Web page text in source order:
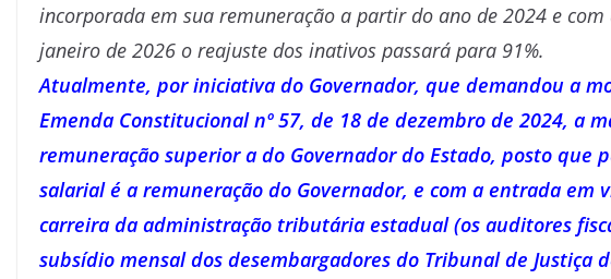
incorporada em sua remuneração a partir do ano de 2024 e
janeiro de 2026 o reajuste dos inativos passará para 91%.
Atualmente, por iniciativa do Governador, que demandou a
Emenda Constitucional nº 57, de 18 de dezembro de 2024, a
remuneração superior a do Governador do Estado, posto que
salarial é a remuneração do Governador, e com a entrada em
carreira da administração tributária estadual (os auditores
subsídio mensal dos desembargadores do Tribunal de Justiça